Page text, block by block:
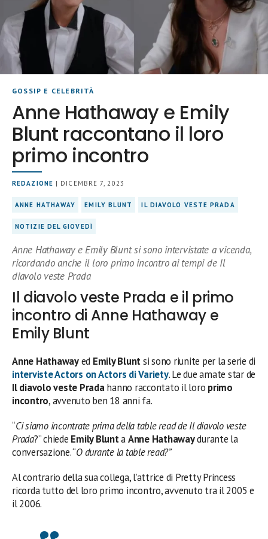
GOSSIP E CELEBRITÀ
Anne Hathaway e Emily
Blunt raccontano il loro
primo incontro
REDAZIONE | DICEMBRE 7, 2023
ANNE HATHAWAY EMILY BLUNT IL DIAVOLO VESTE PRADA
NOTIZIE DEL GIOVEDÌ
Anne Hathaway e Emily Blunt si sono intervistate a vicenda,
ricordando anche il loro primo incontro ai tempi de Il
diavolo veste Prada
Il diavolo veste Prada e il primo
incontro di Anne Hathaway e
Emily Blunt
Anne Hathawayed Emily Bluntsi sono riunite per la serie di
interviste Actors on Actors di Variety. Le due amate star de
Il diavolo veste Pradahanno raccontato il loro primo
incontro, avvenuto ben 18 anni fa.
“Ci siamo incontrate prima della table read de Il diavolo veste
Prada?” chiede Emily BluntaAnne Hathawaydurante la
conversazione. “O durante la table read?”
Al contrario della sua collega, l’attrice di Pretty Princess
ricorda tutto del loro primo incontro, avvenuto tra il 2005 e
il 2006.